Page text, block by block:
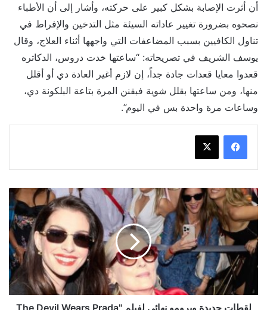
أن أثرت الإصابة بشكل كبير على حركته، وأشار إلى أن الأطباء
نصحوه بضرورة تغيير عاداته السيئة مثل التدخين والإفراط في
تناول الكافيين بسبب المضاعفات التي واجهها أثناء العلاج، وقال
يوسف الشريف في تصريحاته: “ساعتها خدت دروس، الدكاتره
قعدوا معايا قعدات جادة جداً، إن لازم أغير العادة دي أو أقلل
منها، ومن ساعتها بقلل شوية فبقنن المرة بتاعة البلكونة دي،
وساعات مرة واحدة بس في اليوم”.
لقطات
جديدة
وبرومو
نهائي
لفيلم
"The
Devil
Wears
Prada
لقطات جديدة وبرومو نهائي لفيلم "The Devil Wears Prada